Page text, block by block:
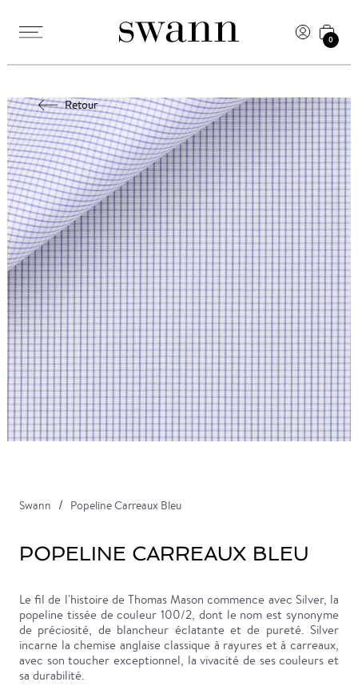
0
Retour
Swann Popeline Carreaux Bleu
POPELINE CARREAUX BLEU
Le fil de l'histoire de Thomas Mason commence avec Silver, la
popeline tissée de couleur 100/2, dont le nom est synonyme
de préciosité, de blancheur éclatante et de pureté. Silver
incarne la chemise anglaise classique à rayures et à carreaux,
avec son toucher exceptionnel, la vivacité de ses couleurs et
sa durabilité.